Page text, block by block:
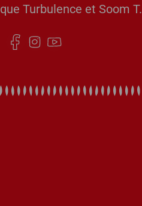
que Turbulence et Soom T.